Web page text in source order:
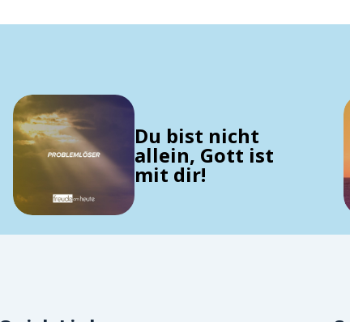
Du bist nicht
allein, Gott ist
mit dir!